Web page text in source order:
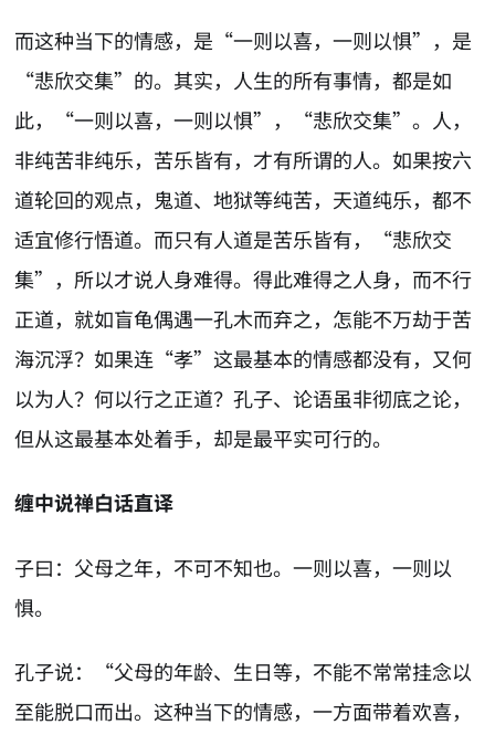
而这种当下的情感，是“一则以喜，一则以惧”，是
“悲欣交集”的。其实，人生的所有事情，都是如
此，“一则以喜，一则以惧”，“悲欣交集”。人，
非纯苦非纯乐，苦乐皆有，才有所谓的人。如果按六
道轮回的观点，鬼道、地狱等纯苦，天道纯乐，都不
适宜修行悟道。而只有人道是苦乐皆有，“悲欣交
集”，所以才说人身难得。得此难得之人身，而不行
正道，就如盲龟偶遇一孔木而弃之，怎能不万劫于苦
海沉浮？如果连“孝”这最基本的情感都没有，又何
以为人？何以行之正道？孔子、论语虽非彻底之论，
但从这最基本处着手，却是最平实可行的。
缠中说禅白话直译
子曰：父母之年，不可不知也。一则以喜，一则以
惧。
孔子说：“父母的年龄、生日等，不能不常常挂念以
至能脱口而出。这种当下的情感，一方面带着欢喜，